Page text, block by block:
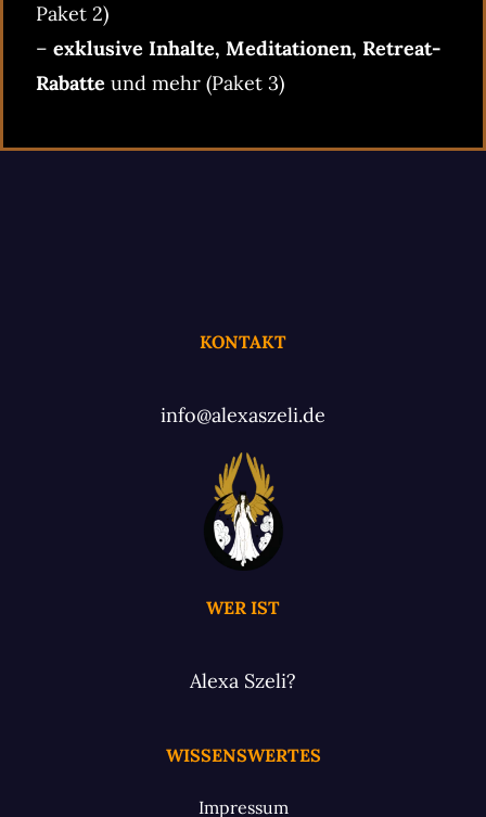
Paket 2)
– exklusive Inhalte, Meditationen, Retreat-
Rabatte und mehr (Paket 3)
KONTAKT
info@alexaszeli.de
WER IST
Alexa Szeli?
WISSENSWERTES
Impressum